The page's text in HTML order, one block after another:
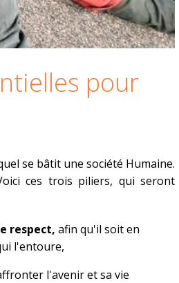
pour
se bâtit une société Humaine.
ces trois piliers, qui seront
respect, afin qu'il soit en
l'entoure,
l'avenir et sa vie